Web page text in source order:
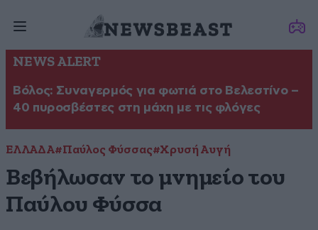
NEWS ALERT
Βόλος: Συναγερμός για φωτιά στο Βελεστίνο –
40 πυροσβέστες στη μάχη με τις φλόγες
ΕΛΛΑΔΑ#Παύλος Φύσσας#Χρυσή Αυγή
Βεβήλωσαν το μνημείο του
Παύλου Φύσσα